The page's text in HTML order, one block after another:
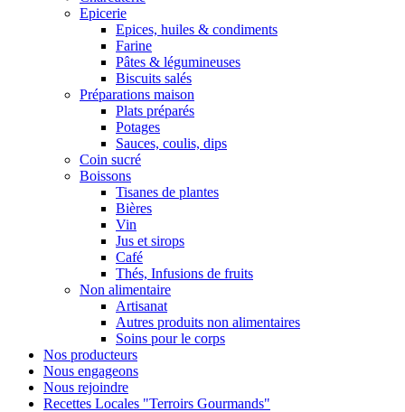
Epicerie
Epices, huiles & condiments
Farine
Pâtes & légumineuses
Biscuits salés
Préparations maison
Plats préparés
Potages
Sauces, coulis, dips
Coin sucré
Boissons
Tisanes de plantes
Bières
Vin
Jus et sirops
Café
Thés, Infusions de fruits
Non alimentaire
Artisanat
Autres produits non alimentaires
Soins pour le corps
Nos producteurs
Nous engageons
Nous rejoindre
Recettes Locales "Terroirs Gourmands"